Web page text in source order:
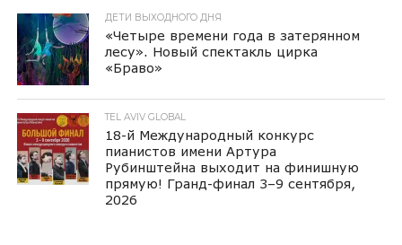
ДЕТИ ВЫХОДНОГО ДНЯ
«Четыре времени года в затерянном
лесу». Новый спектакль цирка
«Браво»
TEL AVIV GLOBAL
18-й Международный конкурс
пианистов имени Артура
Рубинштейна выходит на финишную
прямую! Гранд-финал 3–9 сентября,
2026